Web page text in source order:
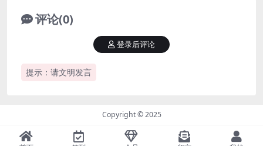
评论(0)
提示：请文明发言
登录后评论
Copyright © 2025